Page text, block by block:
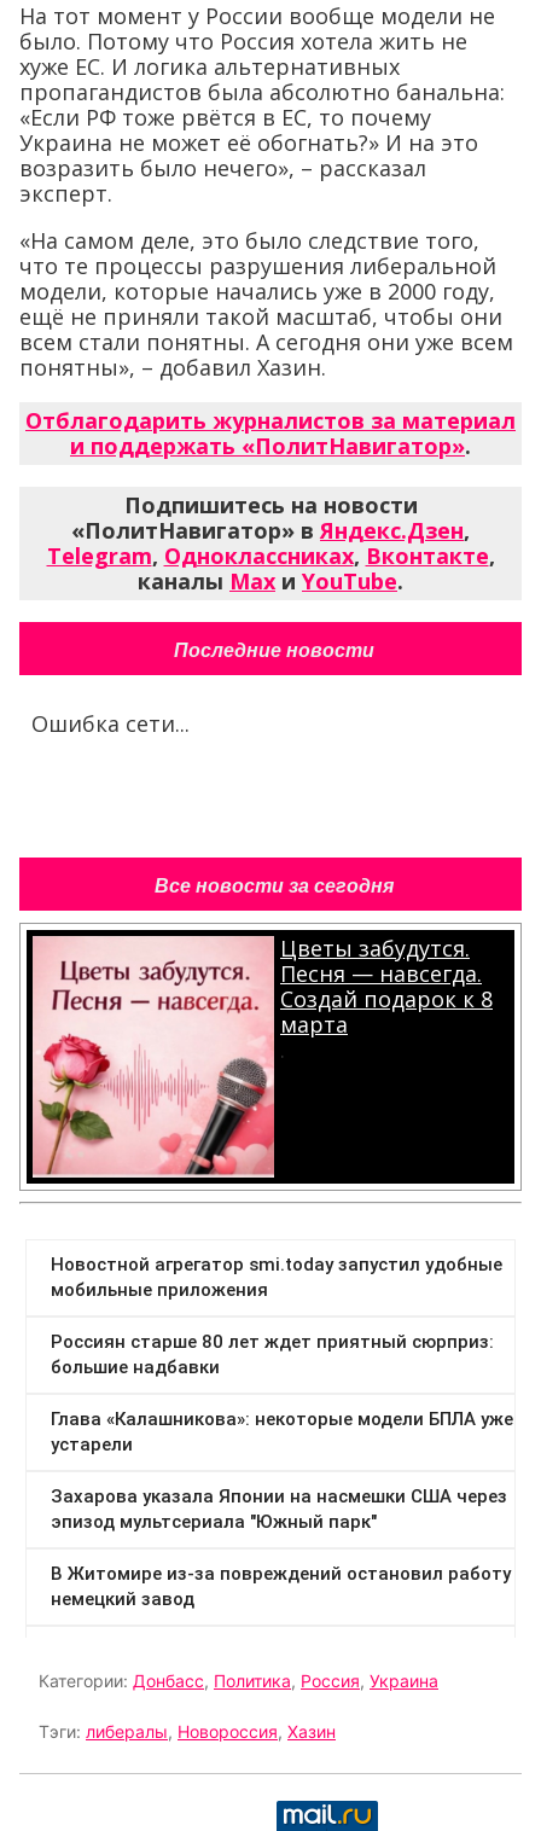
На тот момент у России вообще модели не
было. Потому что Россия хотела жить не
хуже ЕС. И логика альтернативных
пропагандистов была абсолютно банальна:
«Если РФ тоже рвётся в ЕС, то почему
Украина не может её обогнать?» И на это
возразить было нечего», – рассказал
эксперт.
«На самом деле, это было следствие того,
что те процессы разрушения либеральной
модели, которые начались уже в 2000 году,
ещё не приняли такой масштаб, чтобы они
всем стали понятны. А сегодня они уже всем
понятны», – добавил Хазин.
Отблагодарить журналистов за материал
и поддержать «ПолитНавигатор».
Подпишитесь на новости
«ПолитНавигатор» вЯндекс.Дзен,
Telegram, Одноклассниках, Вконтакте,
каналы Max и YouTube.
Последние новости
Ошибка сети...
Все новости за сегодня
Цветы забудутся.
Песня — навсегда.
Создай подарок к 8
марта
.
Категории: Донбасс, Политика, Россия, Украина
Тэги: либералы, Новороссия, Хазин